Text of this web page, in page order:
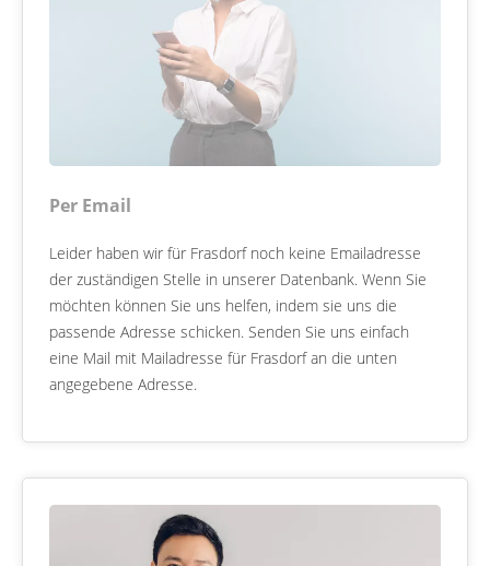
Per Email
Leider haben wir für Frasdorf noch keine Emailadresse
der zuständigen Stelle in unserer Datenbank. Wenn Sie
möchten können Sie uns helfen, indem sie uns die
passende Adresse schicken. Senden Sie uns einfach
eine Mail mit Mailadresse für Frasdorf an die unten
angegebene Adresse.